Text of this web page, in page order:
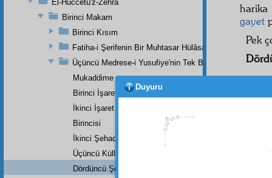
gayet
Pek
El-Hüccetü'z-Zehra
Birinci Makam
Birinci Kısım
Fatiha-i Şerifenin Bir Muhtasar Hülâsası
Üçüncü Medrese-i Yusufiye'nin Tek Bir Dersinin Üçüncü
Mukaddime
Birinci İşaret
İkinci İşaret
Birincisi
İkinci Şehadet
Üçüncü Küllî Şehadet
Dördüncü Şehadet
Duyuru